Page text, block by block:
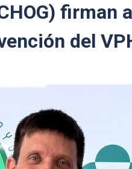
firman
del